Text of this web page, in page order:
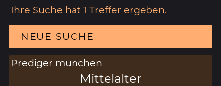
Ihre Suche hat 1 Treffer ergeben.
NEUE SUCHE
Prediger munchen
Mittelalter